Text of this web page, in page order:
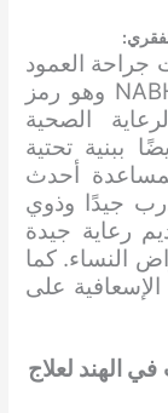
العمود
معتمدة من JCI وNABH وهو رمز
الصحية
ببنية تحتية
أحدث
جيدًا وذوي
رعاية جيدة
النساء. كما
على
في الهند لعلاج